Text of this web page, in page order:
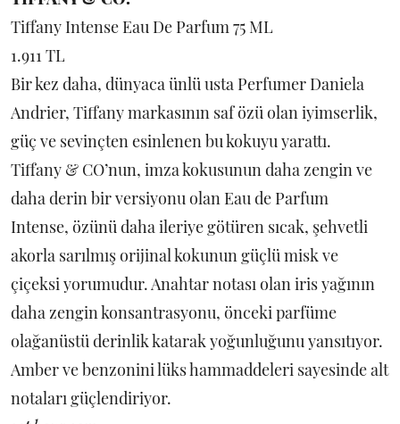
Tiffany Intense Eau De Parfum 75 ML
1.911 TL
Bir kez daha, dünyaca ünlü usta Perfumer Daniela
Andrier, Tiffany markasının saf özü olan iyimserlik,
güç ve sevinçten esinlenen bu kokuyu yarattı.
Tiffany & CO’nun, imza kokusunun daha zengin ve
daha derin bir versiyonu olan Eau de Parfum
Intense, özünü daha ileriye götüren sıcak, şehvetli
akorla sarılmış orijinal kokunun güçlü misk ve
çiçeksi yorumudur. Anahtar notası olan iris yağının
daha zengin konsantrasyonu, önceki parfüme
olağanüstü derinlik katarak yoğunluğunu yansıtıyor.
Amber ve benzonini lüks hammaddeleri sayesinde alt
notaları güçlendiriyor.